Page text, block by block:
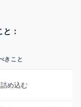
：
きこと
め込む